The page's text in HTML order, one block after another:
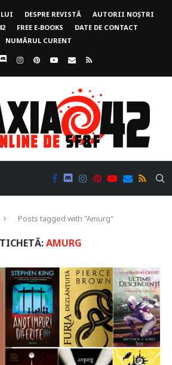
DESPRE REVISTĂ
AUTORII NOȘTRI
FREE E-BOOKS
DATE DE CONTACT
NUMĂRUL CURENT
Posts tagged with "Amurg"
AMURG